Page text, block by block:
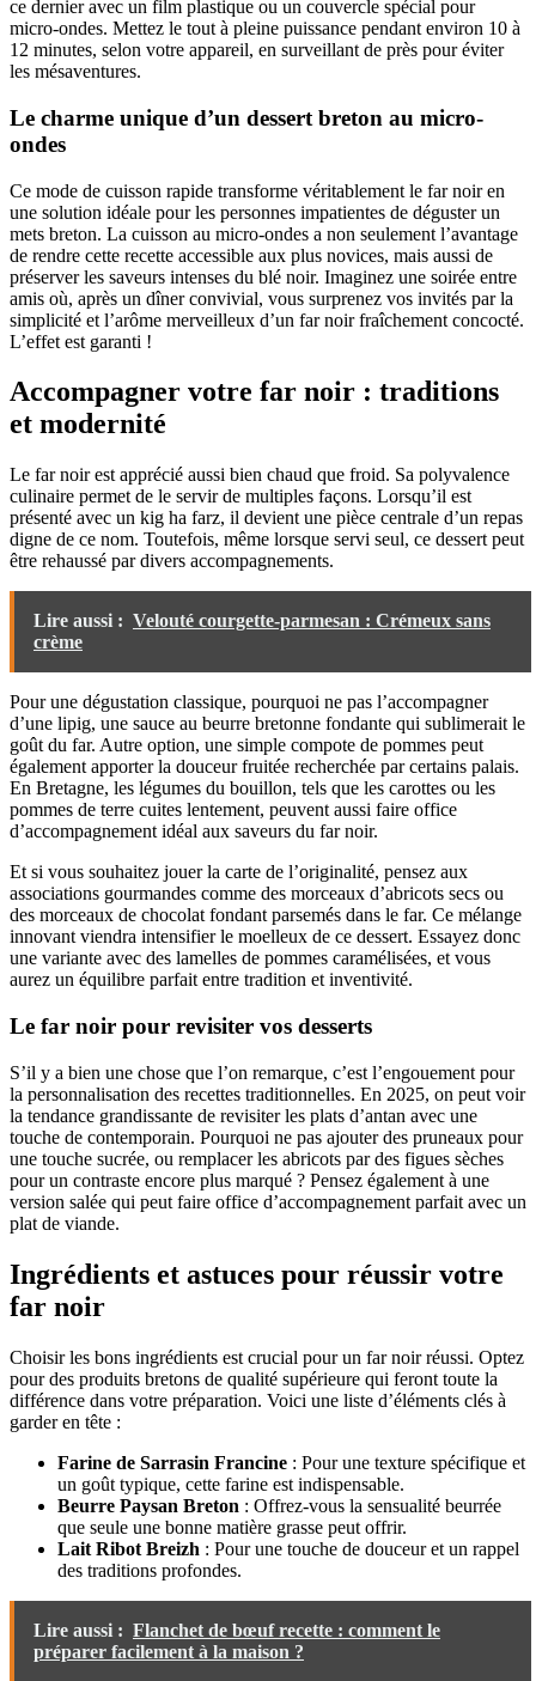
ce dernier avec un film plastique ou un couvercle spécial pour
micro-ondes. Mettez le tout à pleine puissance pendant environ 10 à
12 minutes, selon votre appareil, en surveillant de près pour éviter
les mésaventures.
Le charme unique d’un dessert breton au micro-
ondes
Ce mode de cuisson rapide transforme véritablement le far noir en
une solution idéale pour les personnes impatientes de déguster un
mets breton. La cuisson au micro-ondes a non seulement l’avantage
de rendre cette recette accessible aux plus novices, mais aussi de
préserver les saveurs intenses du blé noir. Imaginez une soirée entre
amis où, après un dîner convivial, vous surprenez vos invités par la
simplicité et l’arôme merveilleux d’un far noir fraîchement concocté.
L’effet est garanti !
Accompagner votre far noir : traditions
et modernité
Le far noir est apprécié aussi bien chaud que froid. Sa polyvalence
culinaire permet de le servir de multiples façons. Lorsqu’il est
présenté avec un kig ha farz, il devient une pièce centrale d’un repas
digne de ce nom. Toutefois, même lorsque servi seul, ce dessert peut
être rehaussé par divers accompagnements.
Lire aussi : Velouté courgette-parmesan : Crémeux sans
crème
Pour une dégustation classique, pourquoi ne pas l’accompagner
d’une lipig, une sauce au beurre bretonne fondante qui sublimerait le
goût du far. Autre option, une simple compote de pommes peut
également apporter la douceur fruitée recherchée par certains palais.
En Bretagne, les légumes du bouillon, tels que les carottes ou les
pommes de terre cuites lentement, peuvent aussi faire office
d’accompagnement idéal aux saveurs du far noir.
Et si vous souhaitez jouer la carte de l’originalité, pensez aux
associations gourmandes comme des morceaux d’abricots secs ou
des morceaux de chocolat fondant parsemés dans le far. Ce mélange
innovant viendra intensifier le moelleux de ce dessert. Essayez donc
une variante avec des lamelles de pommes caramélisées, et vous
aurez un équilibre parfait entre tradition et inventivité.
Le far noir pour revisiter vos desserts
S’il y a bien une chose que l’on remarque, c’est l’engouement pour
la personnalisation des recettes traditionnelles. En 2025, on peut voir
la tendance grandissante de revisiter les plats d’antan avec une
touche de contemporain. Pourquoi ne pas ajouter des pruneaux pour
une touche sucrée, ou remplacer les abricots par des figues sèches
pour un contraste encore plus marqué ? Pensez également à une
version salée qui peut faire office d’accompagnement parfait avec un
plat de viande.
Ingrédients et astuces pour réussir votre
far noir
Choisir les bons ingrédients est crucial pour un far noir réussi. Optez
pour des produits bretons de qualité supérieure qui feront toute la
différence dans votre préparation. Voici une liste d’éléments clés à
garder en tête :
Farine de Sarrasin Francine : Pour une texture spécifique et
un goût typique, cette farine est indispensable.
Beurre Paysan Breton : Offrez-vous la sensualité beurrée
que seule une bonne matière grasse peut offrir.
Lait Ribot Breizh : Pour une touche de douceur et un rappel
des traditions profondes.
Lire aussi : Flanchet de bœuf recette : comment le
préparer facilement à la maison ?